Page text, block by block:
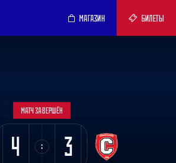
МАГАЗИН БИЛЕТЫ
МАТЧ ЗАВЕРШЁН
4 3